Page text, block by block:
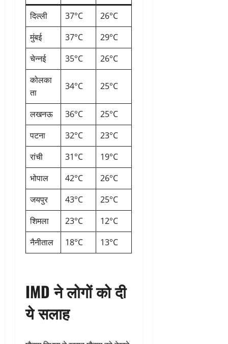
दिल्ली 37°C
26°C
मुंबई
37°C
29°C
चेन्नई
35°C
26°C
कोलका
ता
34°C 25°C
लखनऊ 36°C
25°C
पटना
32°C
23°C
रांची
31°C
19°C
भोपाल
42°C
26°C
जयपुर
43°C
25°C
शिमला
23°C
12°C
नैनीताल
18°C 13°C
IMD ने लोगों को दी
ये सलाह